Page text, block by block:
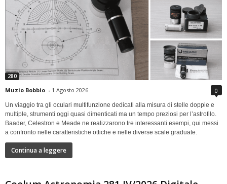
280
Muzio Bobbio - 1 Agosto 2026 0
Un viaggio tra gli oculari multifunzione dedicati alla misura di stelle doppie e
multiple, strumenti oggi quasi dimenticati ma un tempo preziosi per l’astrofilo.
Baader, Celestron e Meade ne realizzarono tre interessanti esempi, qui messi
a confronto nelle caratteristiche ottiche e nelle diverse scale graduate.
Continua a leggere